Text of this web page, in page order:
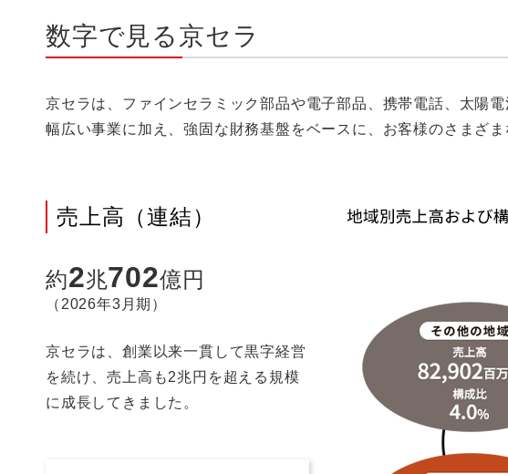
数字で見る京セラ
京セラは、ファインセラミック部品や電子部品、携帯電話、太陽
幅広い事業に加え、強固な財務基盤をベースに、お客様のさまざま
売上高（連結）
約2兆702億円
（2026年3月期）
京セラは、創業以来一貫して黒字経営
を続け、売上高も2兆円を超える規模
に成長してきました。